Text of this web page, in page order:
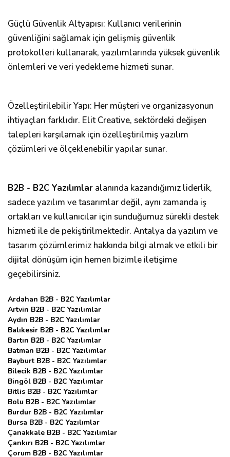
Güçlü Güvenlik Altyapısı: Kullanıcı verilerinin
güvenliğini sağlamak için gelişmiş güvenlik
protokolleri kullanarak, yazılımlarında yüksek güvenlik
önlemleri ve veri yedekleme hizmeti sunar.
Özelleştirilebilir Yapı: Her müşteri ve organizasyonun
ihtiyaçları farklıdır. Elit Creative, sektördeki değişen
talepleri karşılamak için özelleştirilmiş yazılım
çözümleri ve ölçeklenebilir yapılar sunar.
B2B - B2C Yazılımlar alanında kazandığımız liderlik,
sadece yazılım ve tasarımlar değil, aynı zamanda iş
ortakları ve kullanıcılar için sunduğumuz sürekli destek
hizmeti ile de pekiştirilmektedir. Antalya da yazılım ve
tasarım çözümlerimiz hakkında bilgi almak ve etkili bir
dijital dönüşüm için hemen bizimle iletişime
geçebilirsiniz.
Ardahan B2B - B2C Yazılımlar
Artvin B2B - B2C Yazılımlar
Aydın B2B - B2C Yazılımlar
Balıkesir B2B - B2C Yazılımlar
Bartın B2B - B2C Yazılımlar
Batman B2B - B2C Yazılımlar
Bayburt B2B - B2C Yazılımlar
Bilecik B2B - B2C Yazılımlar
Bingöl B2B - B2C Yazılımlar
Bitlis B2B - B2C Yazılımlar
Bolu B2B - B2C Yazılımlar
Burdur B2B - B2C Yazılımlar
Bursa B2B - B2C Yazılımlar
Çanakkale B2B - B2C Yazılımlar
Çankırı B2B - B2C Yazılımlar
Çorum B2B - B2C Yazılımlar